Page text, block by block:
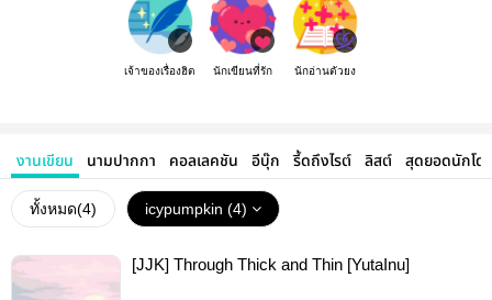
เจ้าของเรื่องฮิต นักเขียนที่รัก นักอ่านตัวยง
งานเขียน นามปากกา คอลเลคชัน อีบุ๊ก รี้ดถึงไรต์ ลิสต์ สุดยอดนักโด
ทั้งหมด(4) icypumpkin (4)
[JJK] Through Thick and Thin [YutaInu]